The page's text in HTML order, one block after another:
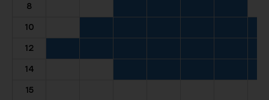
8
10
12
14
15